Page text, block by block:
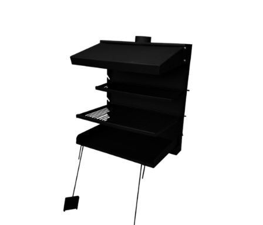
AGREGAR AL CARRITO DETAILS